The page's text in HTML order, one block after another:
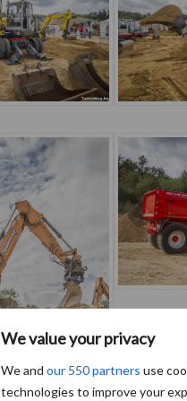
We value your privacy
We and our 550 partners use
technologies to improve your